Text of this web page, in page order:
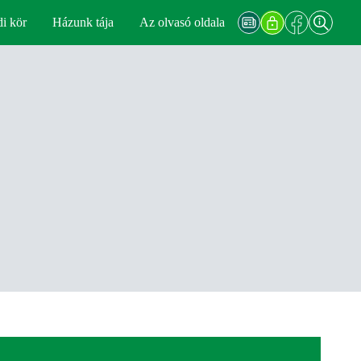
kör Házunk tája Az olvasó oldala